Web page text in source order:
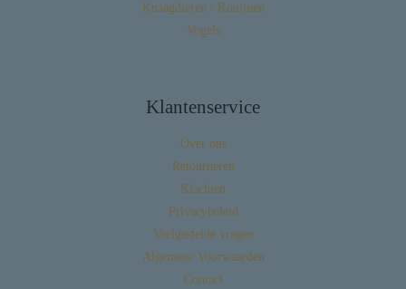
Knaagdieren / Konijnen
Vogels
Klantenservice
Over ons
Retourneren
Klachten
Privacybeleid
Veelgestelde vragen
Algemene Voorwaarden
Contact